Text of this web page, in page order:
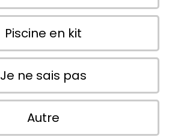
Piscine en kit
Je ne sais pas
Autre